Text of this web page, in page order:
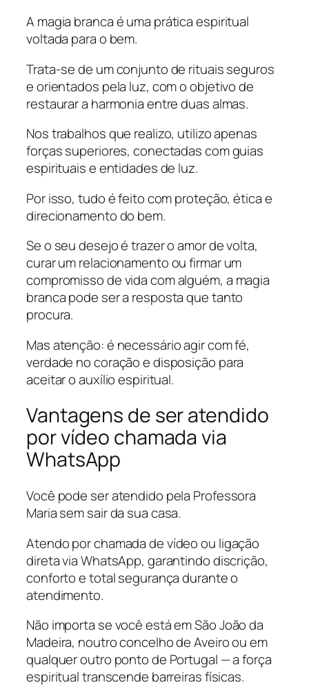
A magia branca é uma prática espiritual
voltada para o bem.
Trata-se de um conjunto de rituais seguros
e orientados pela luz, com o objetivo de
restaurar a harmonia entre duas almas.
Nos trabalhos que realizo, utilizo apenas
forças superiores, conectadas com guias
espirituais e entidades de luz.
Por isso, tudo é feito com proteção, ética e
direcionamento do bem.
Se o seu desejo é trazer o amor de volta,
curar um relacionamento ou firmar um
compromisso de vida com alguém, a magia
branca pode ser a resposta que tanto
procura.
Mas atenção: é necessário agir com fé,
verdade no coração e disposição para
aceitar o auxílio espiritual.
Vantagens de ser atendido
por vídeo chamada via
WhatsApp
Você pode ser atendido pela Professora
Maria sem sair da sua casa.
Atendo por chamada de vídeo ou ligação
direta via WhatsApp, garantindo discrição,
conforto e total segurança durante o
atendimento.
Não importa se você está em São João da
Madeira, noutro concelho de Aveiro ou em
qualquer outro ponto de Portugal — a força
espiritual transcende barreiras físicas.